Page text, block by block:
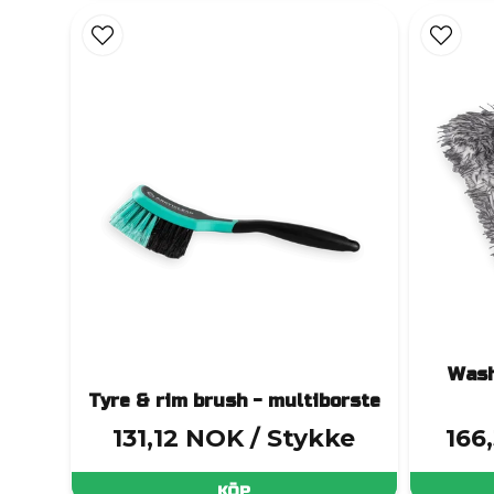
Finger
Tyre & rim brush - multiborste
131,12 NOK / Stykke